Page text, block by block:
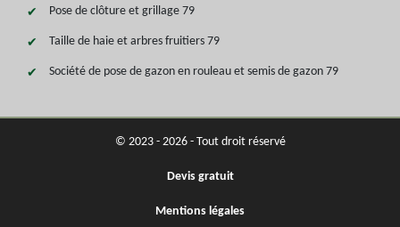
Pose de clôture et grillage 79
Taille de haie et arbres fruitiers 79
Société de pose de gazon en rouleau et semis de gazon 79
© 2023 - 2026 - Tout droit réservé
Devis gratuit
Mentions légales